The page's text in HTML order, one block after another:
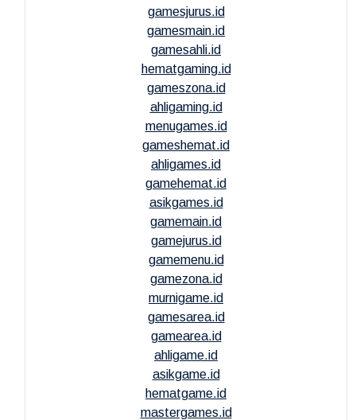
gamesjurus.id
gamesmain.id
gamesahli.id
hematgaming.id
gameszona.id
ahligaming.id
menugames.id
gameshemat.id
ahligames.id
gamehemat.id
asikgames.id
gamemain.id
gamejurus.id
gamemenu.id
gamezona.id
murnigame.id
gamesarea.id
gamearea.id
ahligame.id
asikgame.id
hematgame.id
mastergames.id